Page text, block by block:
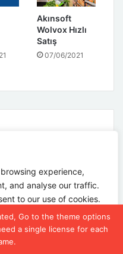
experience,
and analyse our traffic.
to our use of cookies.
Accept All
Go to the theme options
a single license for each
Akınsoft
Wolvox Hızlı
Satış
07/06/2021